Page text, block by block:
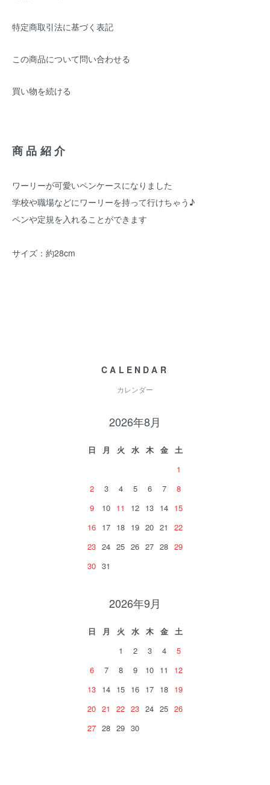
特定商取引法に基づく表記
この商品について問い合わせる
買い物を続ける
商品紹介
ワーリーが可愛いペンケースになりました
学校や職場などにワーリーを持って行けちゃう♪
ペンや定規を入れることができます
サイズ：約28cm
CALENDAR
カレンダー
2026年8月
日 月 火 水 木 金
土
1
2
3 4 5 6 7
8
9
10 11 12 13 14 15
16 17 18 19 20 21
22
23 24 25 26 27 28 29
30 31
2026年9月
日 月 火 水 木 金
土
1
2 3 4
5
6
7 8 9 10 11
12
13 14 15 16 17 18 19
20 21 22 23 24 25 26
27 28 29 30